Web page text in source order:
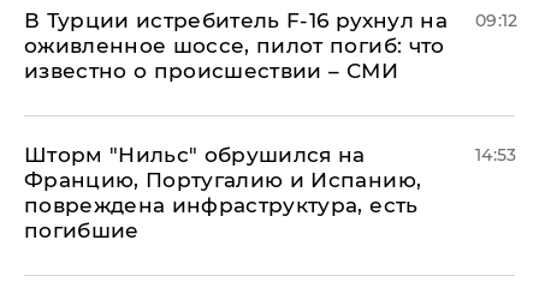
В Турции истребитель F-16 рухнул на
оживленное шоссе, пилот погиб: что
известно о происшествии – СМИ
09:12
Шторм "Нильс" обрушился на
Францию, Португалию и Испанию,
повреждена инфраструктура, есть
погибшие
14:53